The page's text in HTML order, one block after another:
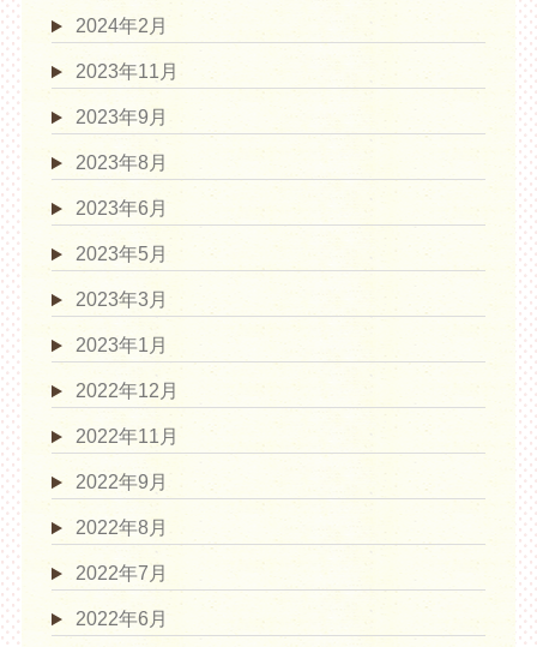
2024年2月
2023年11月
2023年9月
2023年8月
2023年6月
2023年5月
2023年3月
2023年1月
2022年12月
2022年11月
2022年9月
2022年8月
2022年7月
2022年6月